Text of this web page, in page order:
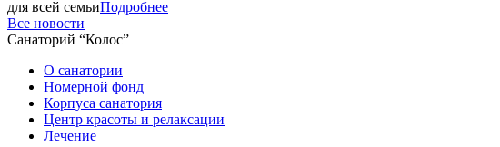
для всей семьиПодробнее
Все новости
Санаторий “Колос”
О санатории
Номерной фонд
Корпуса санатория
Центр красоты и релаксации
Лечение